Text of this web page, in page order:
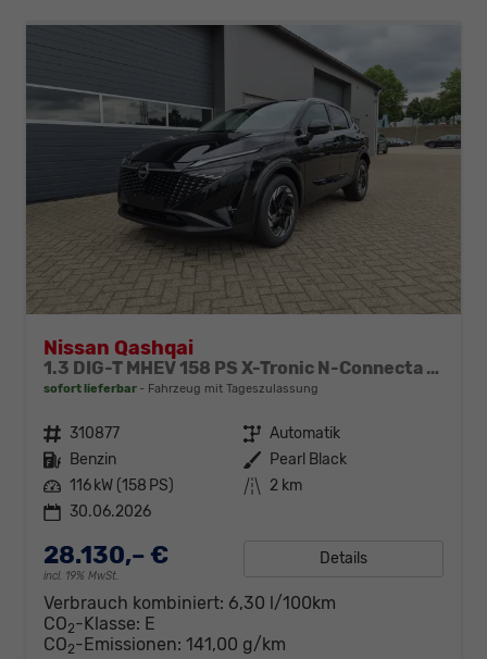
Nissan Qashqai
1.3 DIG-T MHEV 158 PS X-Tronic N-Connecta Teil-Leder PanoGlasdach Klimaautomatik Sitzheizung Lenkradheizung Navi ACC PDC v+h 360°Kamera DAB Bluetooth Touchscreen Apple CarPlay Android Auto 18"LM
sofort lieferbar Fahrzeug mit Tageszulassung
Fahrzeugnr. 310877 Getriebe Automatik
Kraftstoff Benzin Außenfarbe Pearl Black
Leistung 116 kW (158 PS) Kilometerstand 2 km
30.06.2026
28.130,– €
incl. 19% MwSt.
Details
Verbrauch kombiniert: 6,30 l/100km
CO2-Klasse: E
CO2-Emissionen: 141,00 g/km